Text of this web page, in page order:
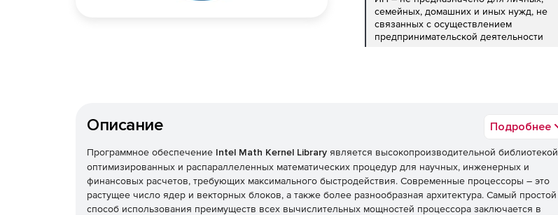
семейных, домашних и иных нужд, не
связанных с осуществлением
предпринимательской деятельности
Описание Подробнее
Программное обеспечение Intel Math Kernel Library является высокопроизводительной библиотекой
оптимизированных и распараллеленных математических процедур для научных, инженерных и
финансовых расчетов, требующих максимального быстродействия. Современные процессоры – это
растущее число ядер и векторных блоков, а также более разнообразная архитектура. Самый простой
способ использования преимуществ всех вычислительных мощностей процессора заключается в